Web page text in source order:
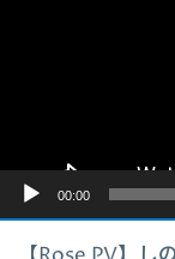
00:00